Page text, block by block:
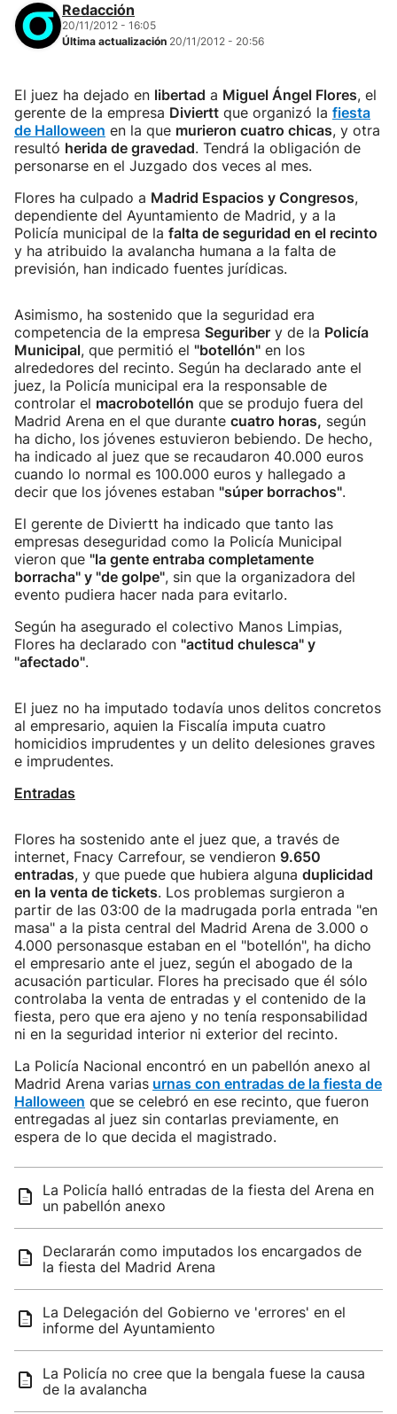
Redacción
20/11/2012 - 16:05
Última actualización 20/11/2012 - 20:56
El juez ha dejado en libertad a Miguel Ángel Flores, el
gerente de la empresa Diviertt que organizó la fiesta
de Halloween en la que murieron cuatro chicas, y otra
resultó herida de gravedad. Tendrá la obligación de
personarse en el Juzgado dos veces al mes.
Flores ha culpado a Madrid Espacios y Congresos,
dependiente del Ayuntamiento de Madrid, y a la
Policía municipal de la falta de seguridad en el recinto
y ha atribuido la avalancha humana a la falta de
previsión, han indicado fuentes jurídicas.
Asimismo, ha sostenido que la seguridad era
competencia de la empresa Seguriber y de la Policía
Municipal, que permitió el "botellón" en los
alrededores del recinto. Según ha declarado ante el
juez, la Policía municipal era la responsable de
controlar el macrobotellón que se produjo fuera del
Madrid Arena en el que durante cuatro horas, según
ha dicho, los jóvenes estuvieron bebiendo. De hecho,
ha indicado al juez que se recaudaron 40.000 euros
cuando lo normal es 100.000 euros y hallegado a
decir que los jóvenes estaban "súper borrachos".
El gerente de Diviertt ha indicado que tanto las
empresas deseguridad como la Policía Municipal
vieron que "la gente entraba completamente
borracha" y "de golpe", sin que la organizadora del
evento pudiera hacer nada para evitarlo.
Según ha asegurado el colectivo Manos Limpias,
Flores ha declarado con "actitud chulesca" y
"afectado".
El juez no ha imputado todavía unos delitos concretos
al empresario, aquien la Fiscalía imputa cuatro
homicidios imprudentes y un delito delesiones graves
e imprudentes.
Entradas
Flores ha sostenido ante el juez que, a través de
internet, Fnacy Carrefour, se vendieron 9.650
entradas, y que puede que hubiera alguna duplicidad
en la venta de tickets. Los problemas surgieron a
partir de las 03:00 de la madrugada porla entrada "en
masa" a la pista central del Madrid Arena de 3.000 o
4.000 personasque estaban en el "botellón", ha dicho
el empresario ante el juez, según el abogado de la
acusación particular. Flores ha precisado que él sólo
controlaba la venta de entradas y el contenido de la
fiesta, pero que era ajeno y no tenía responsabilidad
ni en la seguridad interior ni exterior del recinto.
La Policía Nacional encontró en un pabellón anexo al
Madrid Arena varias urnas con entradas de la fiesta de
Halloween que se celebró en ese recinto, que fueron
entregadas al juez sin contarlas previamente, en
espera de lo que decida el magistrado.
La Policía halló entradas de la fiesta del Arena en
un pabellón anexo
Declararán como imputados los encargados de
la fiesta del Madrid Arena
La Delegación del Gobierno ve 'errores' en el
informe del Ayuntamiento
La Policía no cree que la bengala fuese la causa
de la avalancha